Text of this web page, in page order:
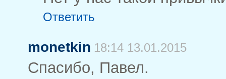
Ответить
monetkin 18:14 13.01.2015
Спасибо, Павел.